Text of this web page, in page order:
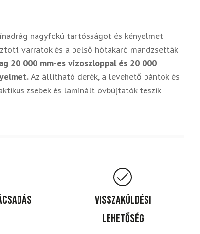
nagyfokú tartósságot és kényelmet
varratok és a belső hótakaró mandzsetták
20 000 mm-es vízoszloppal és 20 000
Az állítható derék, a levehető pántok és
zsebek és laminált övbújtatók teszik
Visszaküldési
lehetőség